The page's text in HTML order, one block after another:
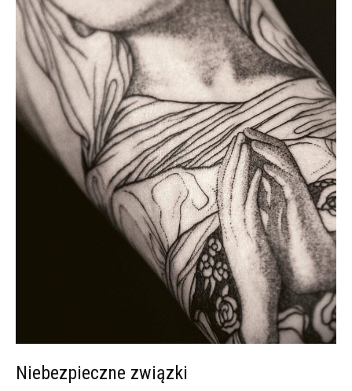
Niebezpieczne związki